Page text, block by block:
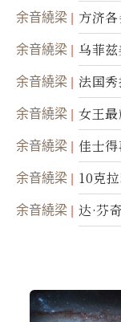
余音繞梁 方济
余音繞梁 乌菲
余音繞梁 法国
余音繞梁 女王
余音繞梁 佳士
余音繞梁 10克
余音繞梁 达·芬